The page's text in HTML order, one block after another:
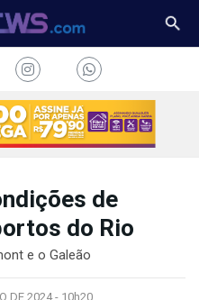
de
do Rio
e o Galeão
DE 2024 - 10h20